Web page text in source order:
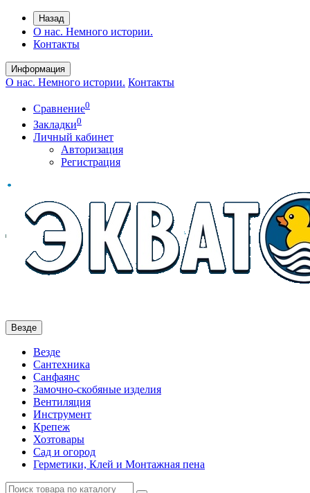
Назад
О нас. Немного истории.
Контакты
Информация
О нас. Немного истории. Контакты
Сравнение0
Закладки0
Личный кабинет
Авторизация
Регистрация
Везде
Везде
Сантехника
Санфаянс
Замочно-скобяные изделия
Вентиляция
Инструмент
Крепеж
Хозтовары
Сад и огород
Герметики, Клей и Монтажная пена